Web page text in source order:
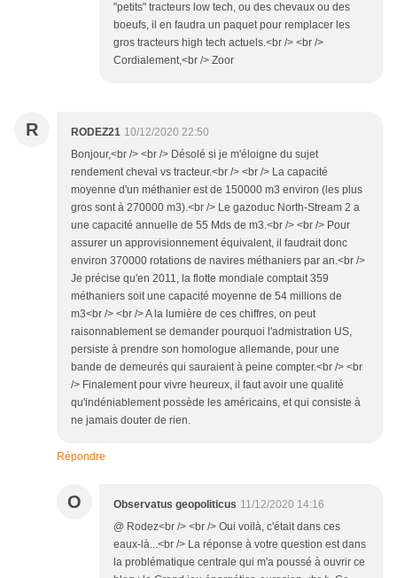
"petits" tracteurs low tech, ou des chevaux ou des
boeufs, il en faudra un paquet pour remplacer les
gros tracteurs high tech actuels.<br /> <br />
Cordialement,<br /> Zoor
R RODEZ21 10/12/2020 22:50
Bonjour,<br /> <br /> Désolé si je m'éloigne du sujet
rendement cheval vs tracteur.<br /> <br /> La capacité
moyenne d'un méthanier est de 150000 m3 environ (les plus
gros sont à 270000 m3).<br /> Le gazoduc North-Stream 2 a
une capacité annuelle de 55 Mds de m3.<br /> <br /> Pour
assurer un approvisionnement équivalent, il faudrait donc
environ 370000 rotations de navires méthaniers par an.<br />
Je précise qu'en 2011, la flotte mondiale comptait 359
méthaniers soit une capacité moyenne de 54 millions de
m3<br /> <br /> A la lumière de ces chiffres, on peut
raisonnablement se demander pourquoi l'admistration US,
persiste à prendre son homologue allemande, pour une
bande de demeurés qui sauraient à peine compter.<br /> <br
/> Finalement pour vivre heureux, il faut avoir une qualité
qu'indéniablement possède les américains, et qui consiste à
ne jamais douter de rien.
Répondre
O Observatus geopoliticus 11/12/2020 14:16
@ Rodez<br /> <br /> Oui voilà, c'était dans ces
eaux-là...<br /> La réponse à votre question est dans
la problématique centrale qui m'a poussé à ouvrir ce